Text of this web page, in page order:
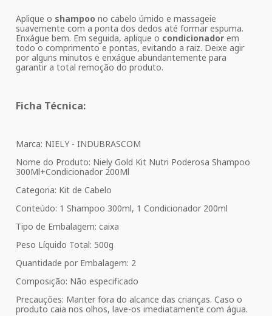
Aplique o shampoo no cabelo úmido e massageie
suavemente com a ponta dos dedos até formar espuma.
Enxágue bem. Em seguida, aplique o condicionador em
todo o comprimento e pontas, evitando a raiz. Deixe agir
por alguns minutos e enxágue abundantemente para
garantir a total remoção do produto.
Ficha Técnica:
Marca: NIELY - INDUBRASCOM
Nome do Produto: Niely Gold Kit Nutri Poderosa Shampoo
300Ml+Condicionador 200Ml
Categoria: Kit de Cabelo
Conteúdo: 1 Shampoo 300ml, 1 Condicionador 200ml
Tipo de Embalagem: caixa
Peso Líquido Total: 500g
Quantidade por Embalagem: 2
Composição: Não especificado
Precauções: Manter fora do alcance das crianças. Caso o
produto caia nos olhos, lave-os imediatamente com água.